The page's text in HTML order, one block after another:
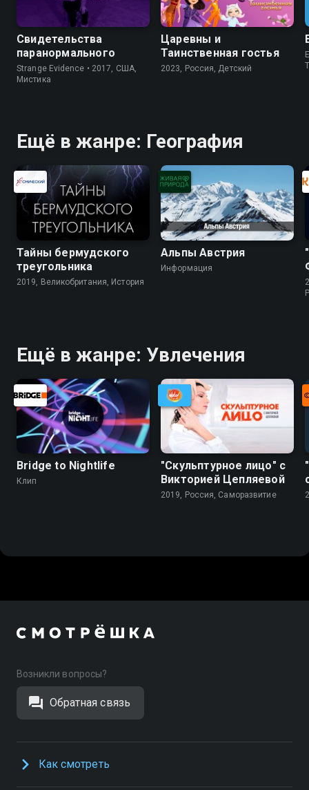
Свидетельства
паранормального
Strange Evidence • 2017, США,
Мистика
Царевны и
Таинственная гостья
2023, Россия, Детский
Ещё в жанре: География
Тайны бермудского
треугольника
2019, Великобритания, История
Альпы Австрия
Информация
Ещё в жанре: Увлечения
Bridge to Nightlife
Клип
"Скульптурное лицо" с
Викторией Цепляевой
2019, Россия, Саморазвитие
Возникли вопросы?
Обратная связь
Как смотреть